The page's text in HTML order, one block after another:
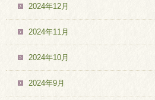
2024年12月
2024年11月
2024年10月
2024年9月